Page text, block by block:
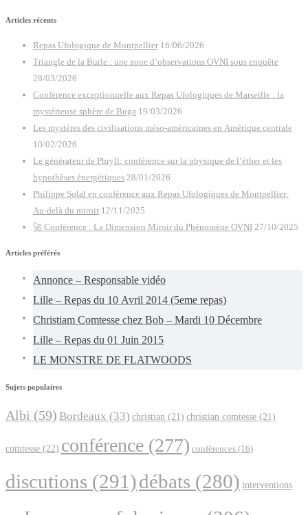
Articles récents
Repas Ufologique de Montpellier 16/06/2026
Triangle de la Burle : une zone d’observations OVNI sous enquête
28/03/2026
Conférence exceptionnelle aux Repas Ufologiques de Marseille : la
mystérieuse sphère de Buga 19/03/2026
Les mystères des civilisations méso-américaines en Amérique centrale
10/02/2026
Le générateur de Phryll: conférence sur la physique de l’éther et les
hypothèses énergétiques 28/01/2026
Philippe Solal en conférence aux Repas Ufologiques de Montpellier:
Au-delà du miroir 12/11/2025
🚀 Conférence : La Dimension Miroir du Phénomène OVNI 27/10/2025
Articles préférés
Annonce – Responsable vidéo
Lille – Repas du 10 Avril 2014 (5eme repas)
Christiam Comtesse chez Bob – Mardi 10 Décembre
Lille – Repas du 01 Juin 2015
LE MONSTRE DE FLATWOODS
Sujets populaires
Albi (59) Bordeaux (33) christian (21) christian comtesse (21)
comtesse (22) conférence (277) conférences (16)
discutions (291)débats (280) interventions